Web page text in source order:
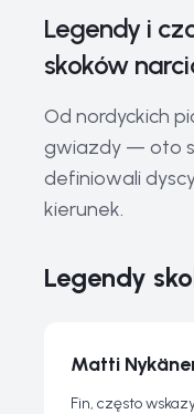
Legendy i
skoków
Od nordyckich
gwiazdy — oto
definiowali
kierunek.
Legendy
Matti
Fin, często